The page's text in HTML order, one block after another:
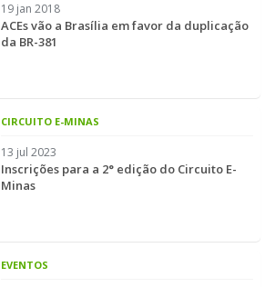
19 jan 2018
ACEs vão a Brasília em favor da duplicação
da BR-381
CIRCUITO E-MINAS
13 jul 2023
Inscrições para a 2° edição do Circuito E-
Minas
EVENTOS